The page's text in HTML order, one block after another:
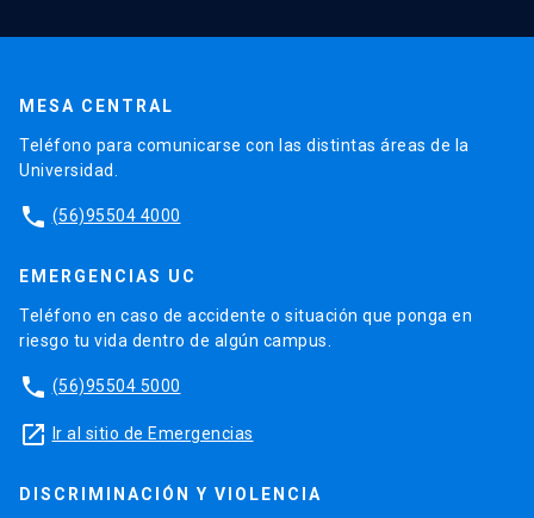
MESA CENTRAL
Teléfono para comunicarse con las distintas áreas de la
Universidad.
phone (56)95504 4000
EMERGENCIAS UC
Teléfono en caso de accidente o situación que ponga en
riesgo tu vida dentro de algún campus.
phone (56)95504 5000
launch Ir al sitio de Emergencias
DISCRIMINACIÓN Y VIOLENCIA